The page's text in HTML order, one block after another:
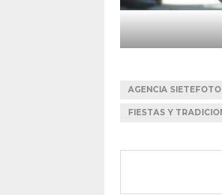
AGENCIA SIETEFOTO
FIESTAS Y